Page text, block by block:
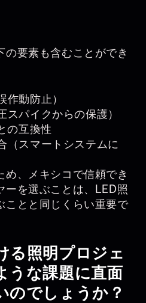
要素も含むことができ
作動防止）
スパイクからの保護）
の互換性
（スマートシステムに
め、メキシコで信頼でき
ーを選ぶことは、LED照
ことと同じくらい重要で
る照明プロジェ
うな課題に直面
のでしょうか？